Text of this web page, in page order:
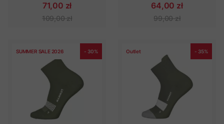
71,00 zł
109,00 zł
64,00 zł
99,00 zł
SUMMER SALE 2026 - 30% Outlet - 35%